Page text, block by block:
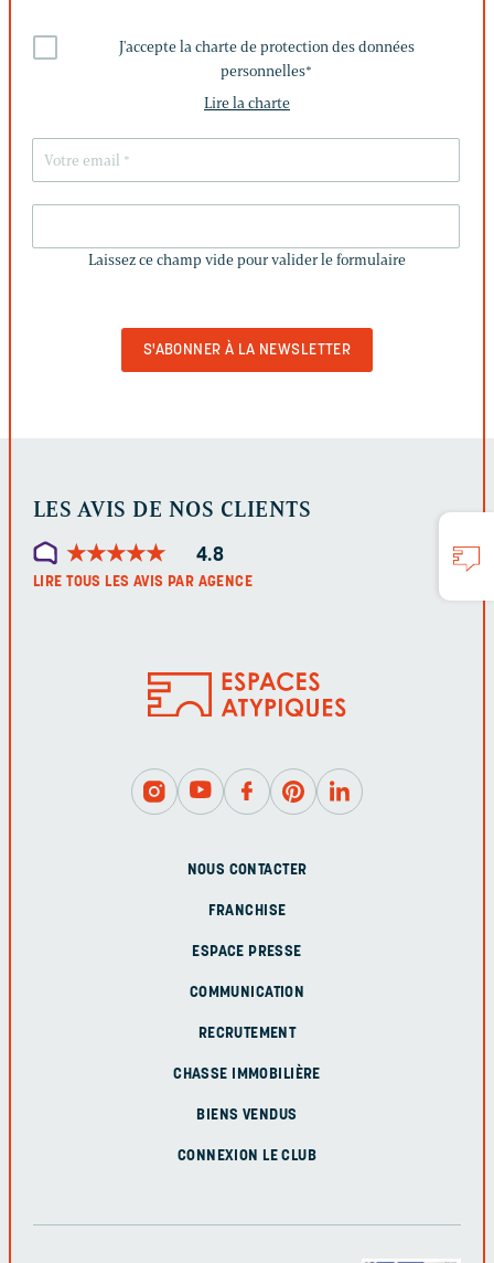
J'accepte la charte de protection des données
personnelles*
Lire la charte
CHAMP
Laissez ce champ vide pour valider le formulaire
LES AVIS DE NOS CLIENTS
★★★★★
★★★★★ 4.8
LIRE TOUS LES AVIS PAR AGENCE
NOUS CONTACTER
FRANCHISE
ESPACE PRESSE
COMMUNICATION
RECRUTEMENT
CHASSE IMMOBILIÈRE
BIENS VENDUS
CONNEXION LE CLUB